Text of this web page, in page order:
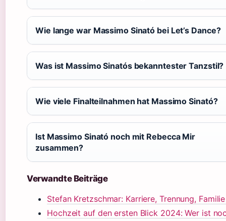
Wie lange war Massimo Sinató bei Let’s Dance?
Was ist Massimo Sinatós bekanntester Tanzstil?
Wie viele Finalteilnahmen hat Massimo Sinató?
Ist Massimo Sinató noch mit Rebecca Mir
zusammen?
Verwandte Beiträge
Stefan Kretzschmar: Karriere, Trennung,
Hochzeit auf den ersten Blick 2024: Wer ist